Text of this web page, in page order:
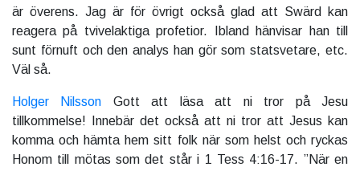
är överens. Jag är för övrigt också glad att Swärd kan
reagera på tvivelaktiga profetior. Ibland hänvisar han till
sunt förnuft och den analys han gör som statsvetare, etc.
Väl så.
Holger Nilsson Gott att läsa att ni tror på Jesu
tillkommelse! Innebär det också att ni tror att Jesus kan
komma och hämta hem sitt folk när som helst och ryckas
Honom till mötas som det står i 1 Tess 4:16-17. ”När en